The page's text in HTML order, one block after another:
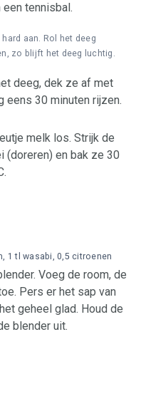
tennisbal.
aan. Rol het deeg
zo blijft het deeg luchtig.
deeg, dek ze af met
eens 30 minuten rijzen.
melk los. Strijk de
(doreren) en bak ze 30
Voeg de room, de
Pers er het sap van
geheel glad. Houd de
blender uit.
1 tl wasabi, 0,5 citroenen